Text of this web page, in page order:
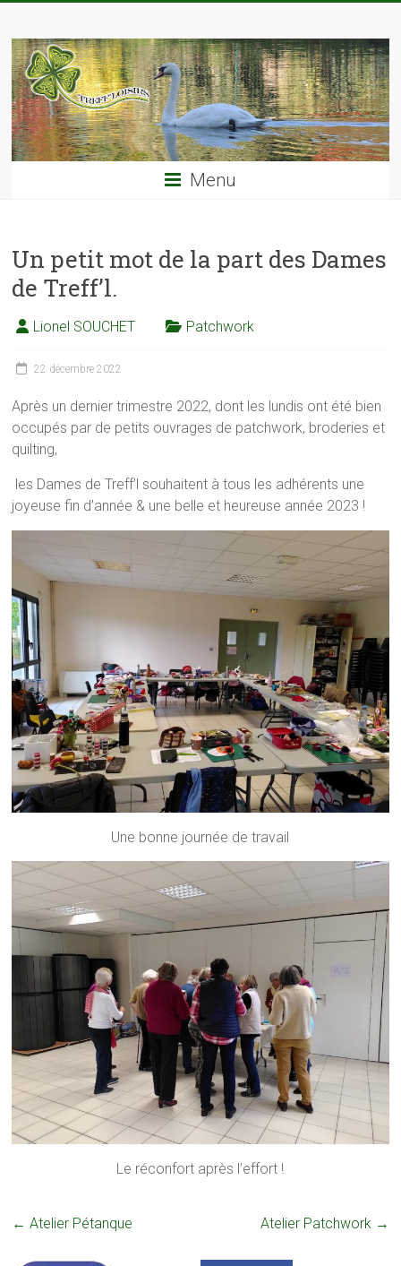
content
TREFF'LOISIRS
Menu
Un petit mot de la part des Dames
de Treff’l.
Lionel SOUCHET Patchwork
22 décembre 2022
Après un dernier trimestre 2022, dont les lundis ont été bien
occupés par de petits ouvrages de patchwork, broderies et
quilting,
les Dames de Treff’l souhaitent à tous les adhérents une
joyeuse fin d’année & une belle et heureuse année 2023 !
Une bonne journée de travail
Le réconfort après l’effort !
← Atelier Pétanque Atelier Patchwork →